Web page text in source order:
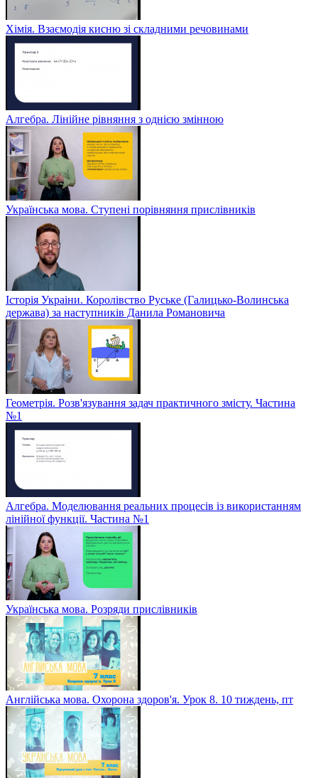
Хімія. Взаємодія кисню зі складними речовинами
Алгебра. Лінійне рівняння з однією змінною
Українська мова. Ступені порівняння прислівників
Історія Украіни. Королівство Руське (Галицько-Волинська
держава) за наступників Данила Романовича
Геометрія. Розв'язування задач практичного змісту. Частина
№1
Алгебра. Моделювання реальних процесів із використанням
лінійної функції. Частина №1
Українська мова. Розряди прислівників
Англійська мова. Охорона здоров'я. Урок 8. 10 тиждень, пт